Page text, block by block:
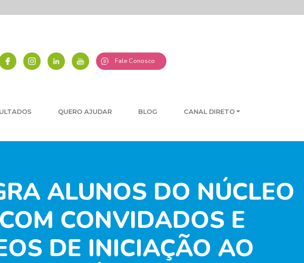
Fale Conosco
QUERO AJUDAR BLOG CANAL DIRETO
ALUNOS DO NÚCLEO
CONVIDADOS E
DE INICIAÇÃO AO